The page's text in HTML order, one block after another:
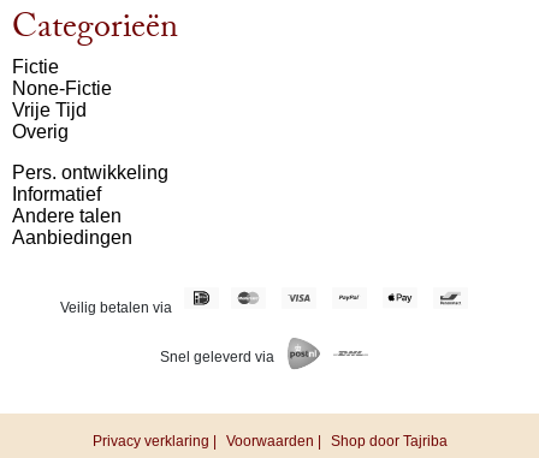
Categorieën
Fictie
None-Fictie
Vrije Tijd
Overig
Pers. ontwikkeling
Informatief
Andere talen
Aanbiedingen
Veilig betalen via
Snel geleverd via
Privacy verklaring | Voorwaarden | Shop door Tajriba